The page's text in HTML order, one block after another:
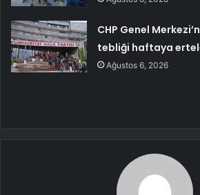
CHP Genel
tebliği haftaya
Ağustos 6, 2026